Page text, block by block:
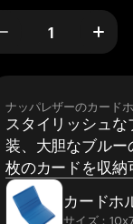
ナッパレザーのカード
スタイリッシュ
装、大胆なブルー
枚のカードを収納
カードホ
サイズ：